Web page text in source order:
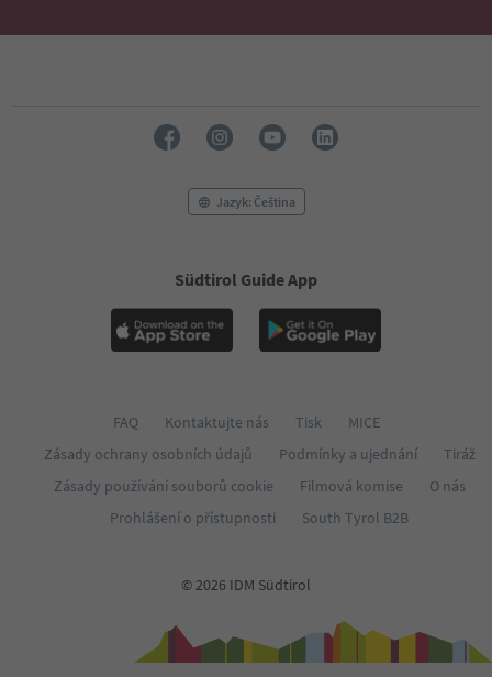
Jazyk: Čeština
Südtirol Guide App
FAQ Kontaktujte nás Tisk
MICE
Zásady ochrany osobních údajů
Podmínky a ujednání
Tiráž
Zásady používání souborů cookie
Filmová komise
O nás
Prohlášení o přístupnosti
South Tyrol B2B
© 2026 IDM Südtirol